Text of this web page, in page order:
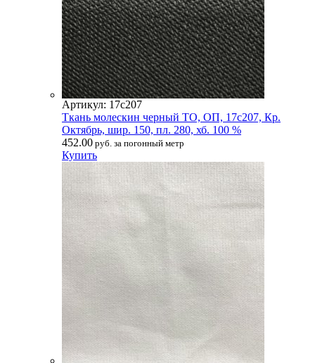
Артикул: 17с207
Ткань молескин черный ТО, ОП, 17с207, Кр.
Октябрь, шир. 150, пл. 280, хб. 100 %
452.00 руб. за погонный метр
Купить